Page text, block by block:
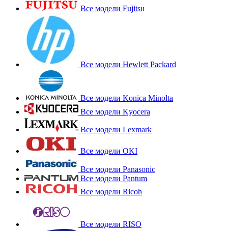
Все модели Fujitsu
Все модели Hewlett Packard
Все модели Konica Minolta
Все модели Kyocera
Все модели Lexmark
Все модели OKI
Все модели Panasonic
Все модели Pantum
Все модели Ricoh
Все модели RISO